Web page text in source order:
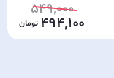
549,000
494,100